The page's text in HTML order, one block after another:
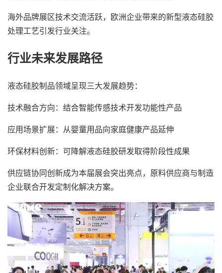
海外品牌展区技术交流活跃，欧洲企业带来的新型液态硅胶
处理工艺引发行业关注。
行业未来发展路径
液态硅胶制品领域呈现三大发展趋势：
技术融合方向：结合智能传感技术开发功能性产品
应用场景扩展：从婴童用品向家庭健康产品延伸
环保材料创新：可降解液态硅胶研发取得阶段性成果
供应链协同创新成为本届展会突出亮点，原料供应商与制造
企业联合开发定制化解决方案。